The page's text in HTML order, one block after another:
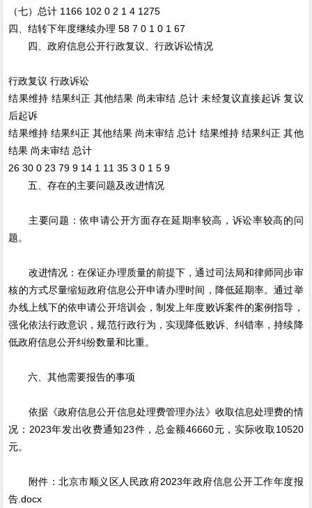
（七）总计 1166 102 0 2 1 4 1275
四、结转下年度继续办理 58 7 0 1 0 1 67
四、政府信息公开行政复议、行政诉讼情况
行政复议 行政诉讼
结果维持 结果纠正 其他结果 尚未审结 总计 未经复议直接起诉 复议
后起诉
结果维持 结果纠正 其他结果 尚未审结 总计 结果维持 结果纠正 其他
结果 尚未审结 总计
26 30 0 23 79 9 14 1 11 35 3 0 1 5 9
五、存在的主要问题及改进情况
主要问题：依申请公开方面存在延期率较高，诉讼率较高的问
题。
改进情况：在保证办理质量的前提下，通过司法局和律师同步审
核的方式尽量缩短政府信息公开申请办理时间，降低延期率。通过举
办线上线下的依申请公开培训会，制发上年度败诉案件的案例指导，
强化依法行政意识，规范行政行为，实现降低败诉、纠错率，持续降
低政府信息公开纠纷数量和比重。
六、其他需要报告的事项
依据《政府信息公开信息处理费管理办法》收取信息处理费的情
况：2023年发出收费通知23件，总金额46660元，实际收取10520
元。
附件：北京市顺义区人民政府2023年政府信息公开工作年度报
告.docx